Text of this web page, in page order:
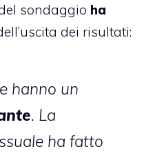
sondaggio ha
dei risultati:
hanno un
. La
ha fatto